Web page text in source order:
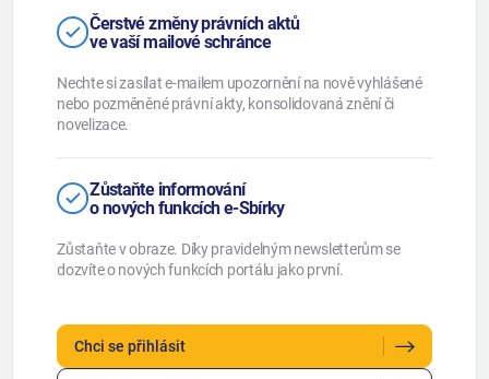
Čerstvé změny právních aktů
ve vaší mailové schránce
Nechte si zasílat e-mailem upozornění na nově vyhlášené
nebo pozměněné právní akty, konsolidovaná znění či
novelizace.
Zůstaňte informování
o nových funkcích e-Sbírky
Zůstaňte v obraze. Díky pravidelným newsletterům se
dozvíte o nových funkcích portálu jako první.
Chci se přihlásit